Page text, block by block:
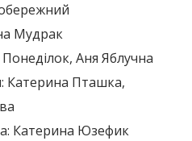
Мудрак
Аня Яблучна
Катерина Пташка,
Катерина Юзефик